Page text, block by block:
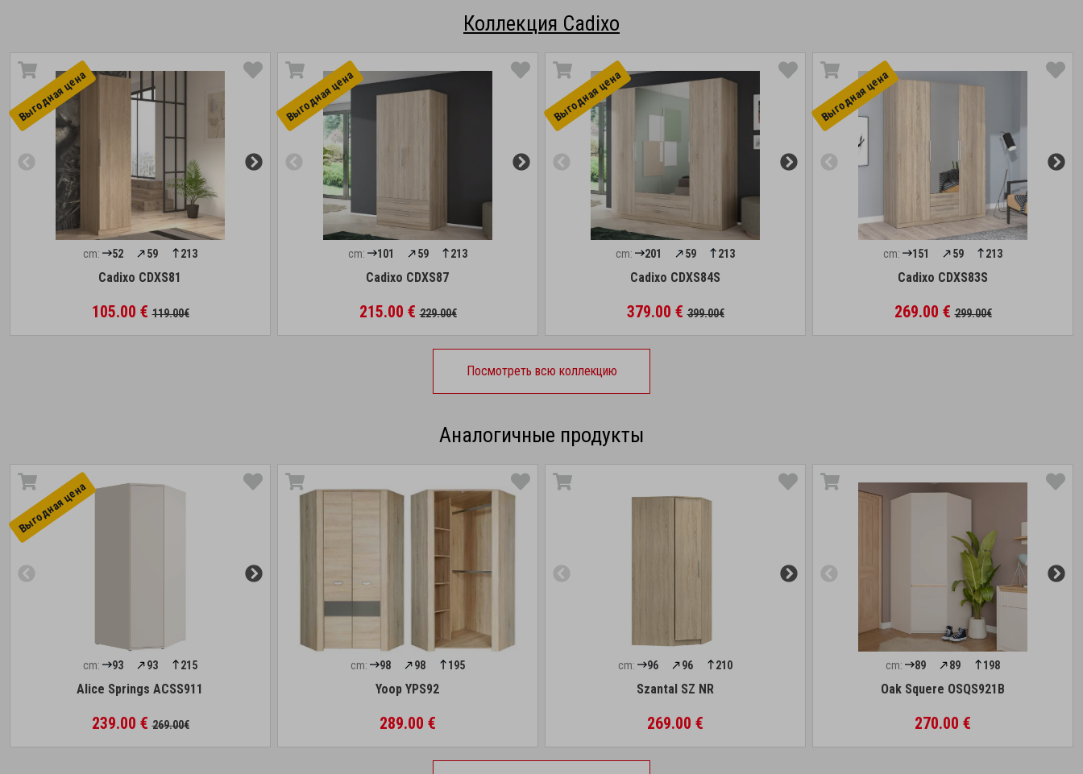
Коллекция Cadixo
Выгоднaя цена
cm: 52 59 213
Cadixo CDXS81
105.00 €119.00€
Выгоднaя цена
cm: 101 59 213
Cadixo CDXS87
215.00 €229.00€
Выгоднaя цена
cm: 201 59 213
Cadixo CDXS84S
379.00 €399.00€
Выгоднaя цена
cm: 151 59 213
Cadixo CDXS83S
269.00 €299.00€
Посмотреть всю коллекцию
Аналогичные продукты
Выгоднaя цена
cm: 93 93 215
Alice Springs ACSS911
239.00 €269.00€
cm: 98 98 195
Yoop YPS92
289.00 €
cm: 96 96 210
Szantal SZ NR
269.00 €
cm: 89 89 198
Oak Squere OSQS921B
270.00 €